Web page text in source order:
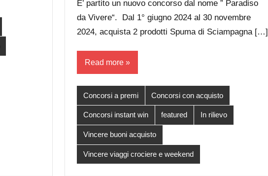
E’ partito un nuovo concorso dal nome ” Paradiso
da Vivere“. Dal 1° giugno 2024 al 30 novembre
2024, acquista 2 prodotti Spuma di Sciampagna […]
Read more
Concorsi a premi Concorsi con acquisto
Concorsi instant win featured In rilievo
Vincere buoni acquisto
Vincere viaggi crociere e weekend